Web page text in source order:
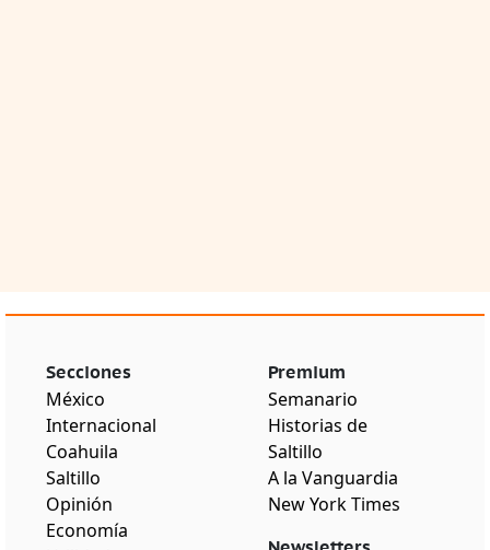
Secciones
México
Internacional
Coahuila
Saltillo
Opinión
Economía
Premium
Semanario
Historias de
Saltillo
A la Vanguardia
New York Times